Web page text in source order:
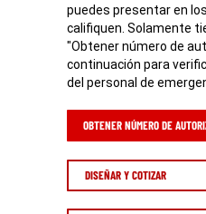
puedes presentar en
califiquen. Solamente
"Obtener número de
continuación para
del personal de
OBTENER NÚMERO DE
DISEÑAR Y COTIZAR